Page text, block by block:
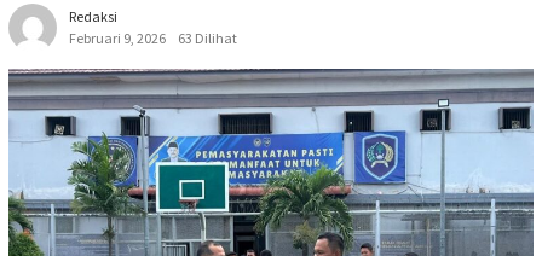
Redaksi
Februari 9, 2026
63 Dilihat